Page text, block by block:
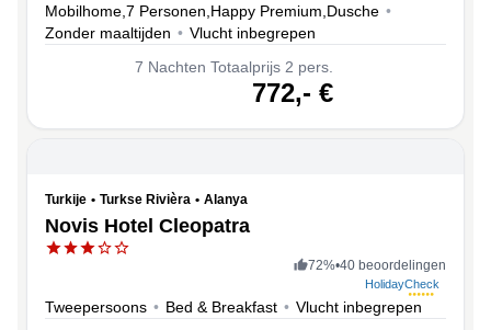
Mobilhome,7 Personen,Happy Premium,Dusche •
Zonder maaltijden • Vlucht inbegrepen
7 Nachten Totaalprijs 2 pers.
772,- €
Turkije • Turkse Rivièra • Alanya
Novis Hotel Cleopatra
72%•40 beoordelingen
HolidayCheck
Tweepersoons • Bed & Breakfast • Vlucht inbegrepen